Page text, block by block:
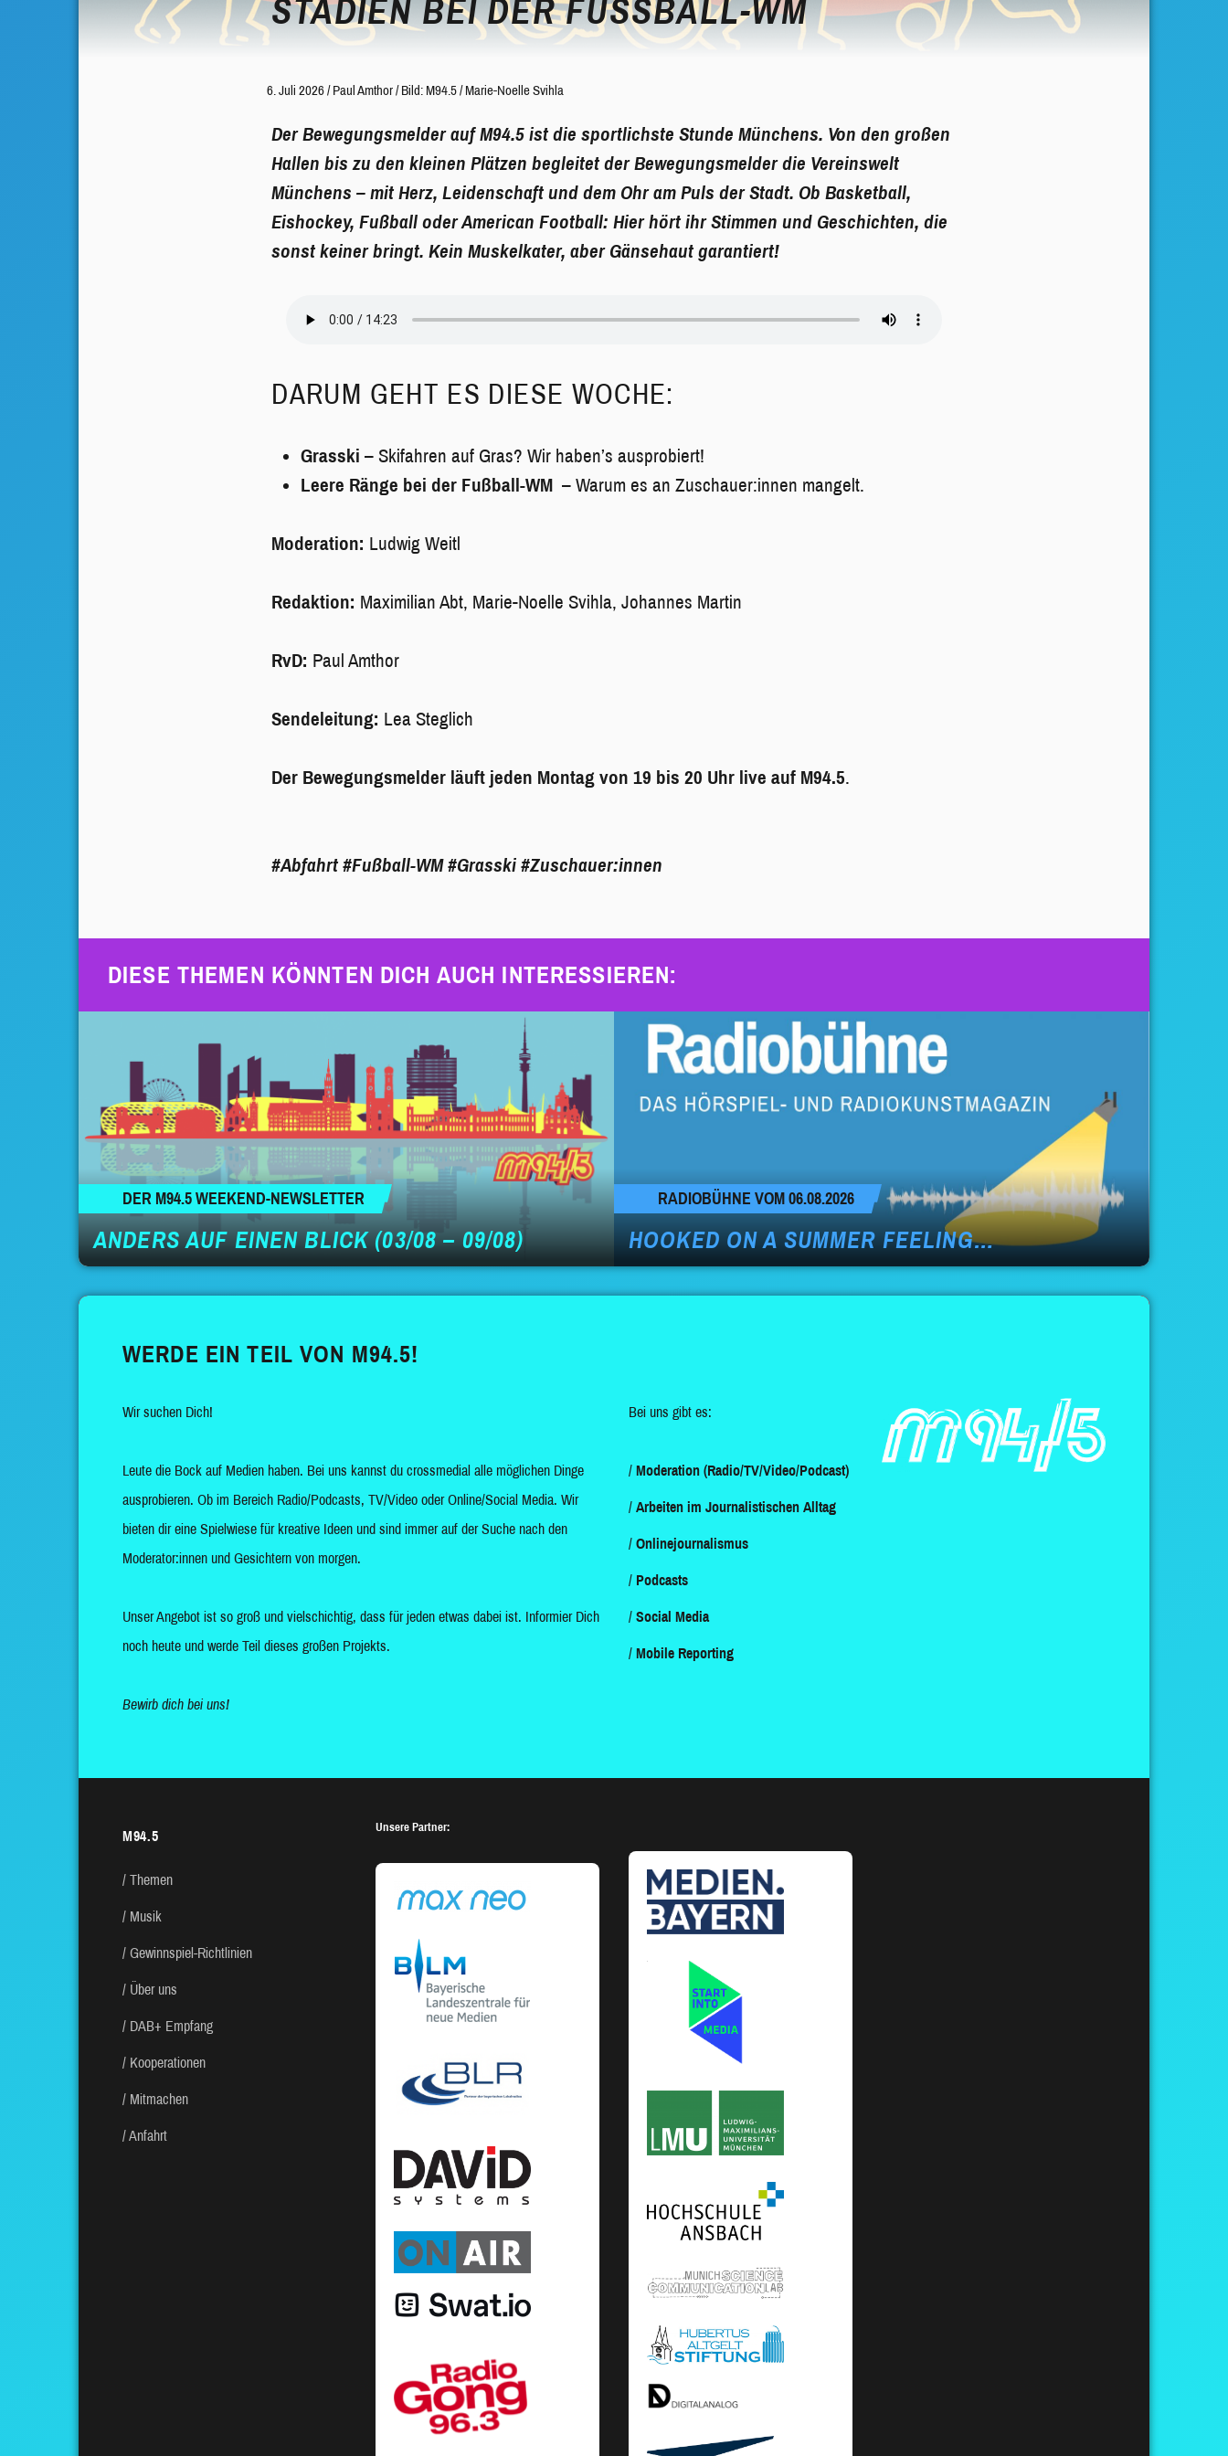
STADIEN BEI DER FUSSBALL-WM
6. Juli 2026/Paul Amthor/Bild: M94.5 / Marie-Noelle Svihla
Der Bewegungsmelder auf M94.5 ist die sportlichste Stunde Münchens. Von den großen
Hallen bis zu den kleinen Plätzen begleitet der Bewegungsmelder die Vereinswelt
Münchens – mit Herz, Leidenschaft und dem Ohr am Puls der Stadt. Ob Basketball,
Eishockey, Fußball oder American Football: Hier hört ihr Stimmen und Geschichten, die
sonst keiner bringt. Kein Muskelkater, aber Gänsehaut garantiert!
DARUM GEHT ES DIESE WOCHE:
Grasski– Skifahren auf Gras? Wir haben’s ausprobiert!
Leere Ränge bei der Fußball-WM– Warum es an Zuschauer:innen mangelt.
Moderation: Ludwig Weitl
Redaktion: Maximilian Abt, Marie-Noelle Svihla, Johannes Martin
RvD: Paul Amthor
Sendeleitung: Lea Steglich
Der Bewegungsmelder läuft jeden Montag von 19 bis 20 Uhr live auf M94.5.
#Abfahrt #Fußball-WM #Grasski #Zuschauer:innen
DIESE THEMEN KÖNNTEN DICH AUCH INTERESSIEREN:
DER M94.5 WEEKEND-NEWSLETTER
ANDERS AUF EINEN BLICK (03/08 – 09/08)
RADIOBÜHNE VOM 06.08.2026
HOOKED ON A SUMMER FEELING…
WERDE EIN TEIL VON M94.5!
Wir suchen Dich!
Leute die Bock auf Medien haben. Bei uns kannst du crossmedial alle möglichen Dinge
ausprobieren. Ob im Bereich Radio/Podcasts, TV/Video oder Online/Social Media. Wir
bieten dir eine Spielwiese für kreative Ideen und sind immer auf der Suche nach den
Moderator:innen und Gesichtern von morgen.
Unser Angebot ist so groß und vielschichtig, dass für jeden etwas dabei ist. Informier Dich
noch heute und werde Teil dieses großen Projekts.
Bewirb dich bei uns!
Bei uns gibt es:
Moderation (Radio/TV/Video/Podcast)
Arbeiten im Journalistischen Alltag
Onlinejournalismus
Podcasts
Social Media
Mobile Reporting
M94.5
Themen
Musik
Gewinnspiel-Richtlinien
Über uns
DAB+ Empfang
Kooperationen
Mitmachen
Anfahrt
Unsere Partner: